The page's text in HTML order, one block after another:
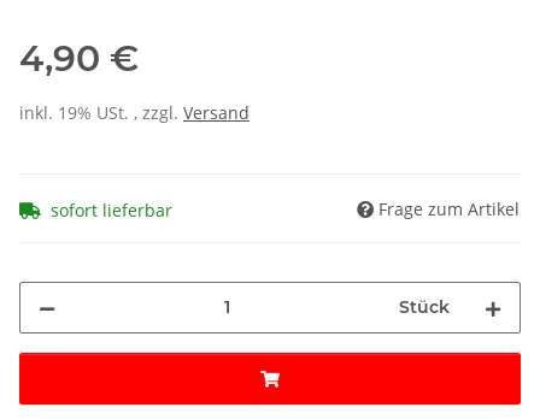
4,90 €
inkl. 19% USt. , zzgl. Versand
sofort lieferbar Frage zum Artikel
Stück